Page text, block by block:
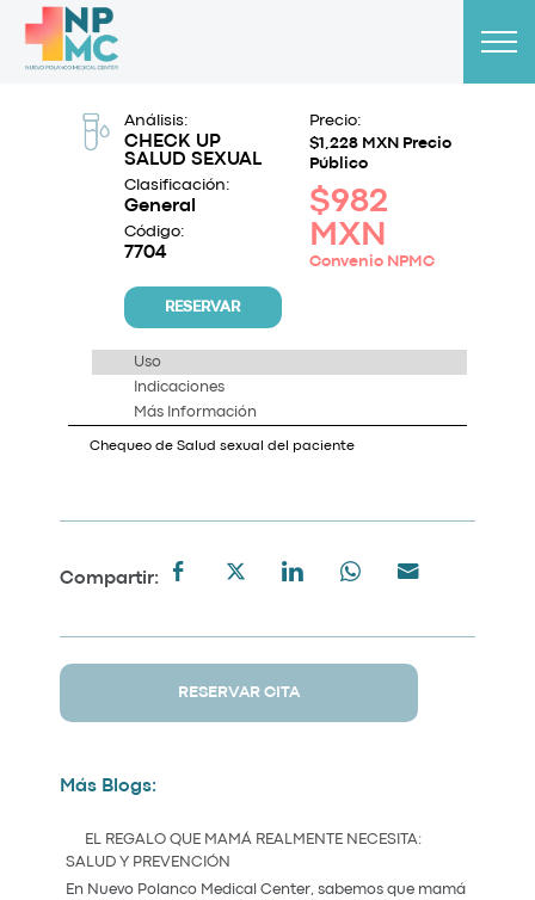
Análisis:
CHECK UP
SALUD SEXUAL
Clasificación:
General
Código:
7704
RESERVAR
Precio:
$1,228 MXN Precio
Público
$982
MXN
Convenio NPMC
Uso
Indicaciones
Más Información
Chequeo de Salud sexual del paciente
Compartir:
RESERVAR CITA
Más Blogs:
EL REGALO QUE MAMÁ REALMENTE NECESITA:
SALUD Y PREVENCIÓN
En Nuevo Polanco Medical Center, sabemos que mamá